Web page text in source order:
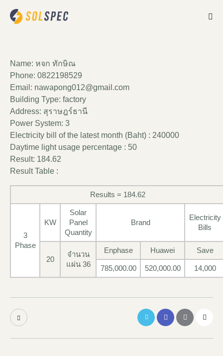
Name: หจก ทักษิณ
Phone: 0822198529
Email: nawapong012@gmail.com
Building Type: factory
Address: สุราษฎร์ธานี
Power System: 3
Electricity bill of the latest month (Baht) : 240000
Daytime light usage percentage : 50
Result: 184.62
Result Table :
Results = 184.62
3
Phase
KW
Solar
Panel
Quantity
Brand
Electricity
Bills
20
จำนวน
แผ่น 36
Enphase Huawei Save
785,000.00 520,000.00 14,000